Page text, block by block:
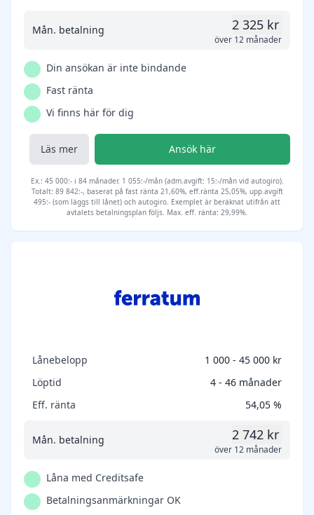
Mån. betalning 2 325 kr
över 12 månader
Din ansökan är inte bindande
Fast ränta
Vi finns här för dig
Läs mer Ansök här
Ex.: 45 000:- i 84 månader. 1 055:-/mån (adm.avgift: 15:-/mån vid autogiro).
Totalt: 89 842:-, baserat på fast ränta 21,60%, eff.ränta 25,05%, upp.avgift
495:- (som läggs till lånet) och autogiro. Exemplet är beräknat utifrån att
avtalets betalningsplan följs. Max. eff. ränta: 29,99%.
Lånebelopp
1 000 - 45 000 kr
Löptid
4 - 46 månader
Eff. ränta
54,05 %
Mån. betalning 2 742 kr
över 12 månader
Låna med Creditsafe
Betalningsanmärkningar OK